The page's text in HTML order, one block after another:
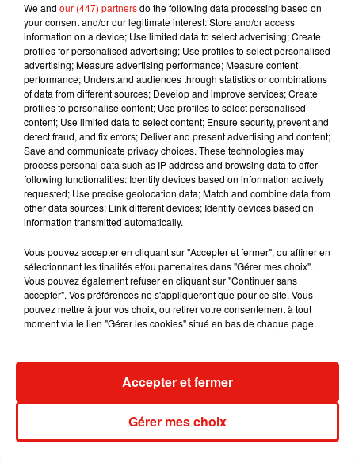
5 août 2026
4 août 2026
Tiny Desk invite Charlie Puth pour une
live session solaire
4 août 2026
Ariana Grande prendra une pause après
sa tournée mondiale
31 juillet 2026
Grand Corps Malade emmène Styleto
en road-trip dans son nouveau clip
Ariana Grande se libère dans son nouvel
album « Petals »
We and our (447) partnersdo the following data processing based on
your consent and/or our legitimate interest: Store and/or access
information on a device; Use limited data to select advertising; Create
profiles for personalised advertising; Use profiles to select personalised
advertising; Measure advertising performance; Measure content
performance; Understand audiences through statistics or combinations
of data from different sources; Develop and improve services; Create
profiles to personalise content; Use profiles to select personalised
content; Use limited data to select content; Ensure security, prevent and
detect fraud, and fix errors; Deliver and present advertising and content;
Save and communicate privacy choices. These technologies may
process personal data such as IP address and browsing data to offer
following functionalities: Identify devices based on information actively
requested; Use precise geolocation data; Match and combine data from
other data sources; Link different devices; Identify devices based on
information transmitted automatically.
Vous pouvez accepter en cliquant sur "Accepter et fermer", ou affiner en
sélectionnant les finalités et/ou partenaires dans "Gérer mes choix".
Vous pouvez également refuser en cliquant sur "Continuer sans
accepter". Vos préférences ne s'appliqueront que pour ce site. Vous
pouvez mettre à jour vos choix, ou retirer votre consentement à tout
moment via le lien "Gérer les cookies" situé en bas de chaque page.
Gérer mes choix
Accepter et fermer